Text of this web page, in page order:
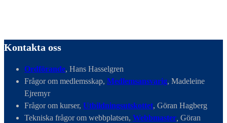
Kontakta oss
Ordförande, Hans Hasselgren
Frågor om medlemsskap, Medlemsansvarig, Madeleine
Ejremyr
Frågor om kurser, Utbildningsutskottet, Göran Hagberg
Tekniska frågor om webbplatsen, Webbmaster, Göran